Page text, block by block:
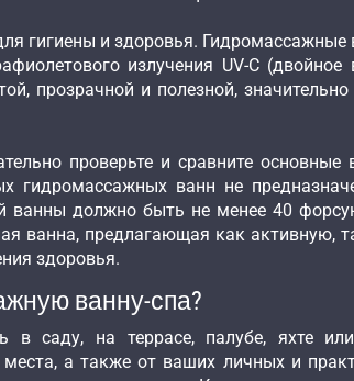
гигиены и здоровья.
излучения UV-C
прозрачной и полезной,
проверьте и сравните
гидромассажных ванн не
должно быть не менее 40
ванна, предлагающая как активную,
здоровья.
ванну-спа?
в саду, на террасе, палубе, яхте
а также от ваших личных и